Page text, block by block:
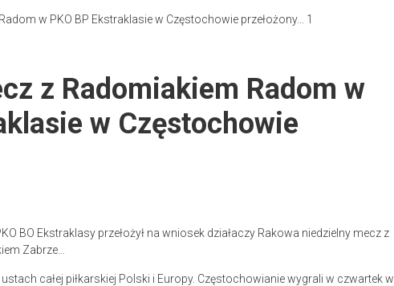
z Radomiakiem Radom w
w Częstochowie
BO Ekstraklasy przełożył na wniosek działaczy Rakowa niedzielny mecz z
Zabrze…
całej piłkarskiej Polski i Europy. Częstochowianie wygrali w czwartek w